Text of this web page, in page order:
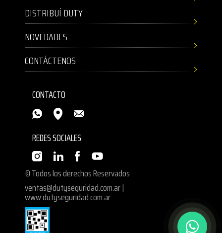
DISTRIBUÍ DUTY
NOVEDADES
CONTÁCTENOS
CONTACTO
REDES SOCIALES
© Todos los derechos Reservados
ventas@dutyseguridad.com.ar|
www.dutyseguridad.com.ar